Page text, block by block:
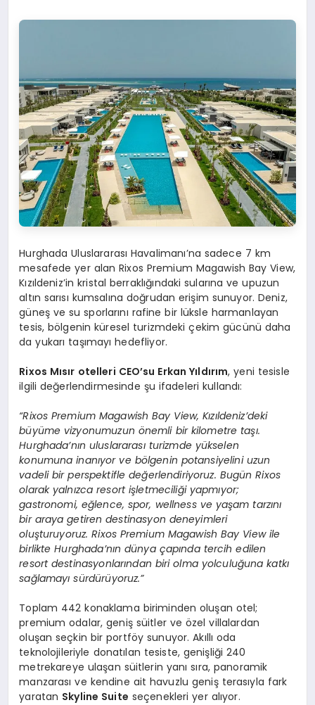
Hurghada Uluslararası Havalimanı’na sadece 7 km
mesafede yer alan Rixos Premium Magawish Bay View,
Kızıldeniz’in kristal berraklığındaki sularına ve upuzun
altın sarısı kumsalına doğrudan erişim sunuyor. Deniz,
güneş ve su sporlarını rafine bir lüksle harmanlayan
tesis, bölgenin küresel turizmdeki çekim gücünü daha
da yukarı taşımayı hedefliyor.
Rixos Mısır otelleri CEO’su Erkan Yıldırım, yeni tesisle
ilgili değerlendirmesinde şu ifadeleri kullandı:
“Rixos Premium Magawish Bay View, Kızıldeniz’deki
büyüme vizyonumuzun önemli bir kilometre taşı.
Hurghada’nın uluslararası turizmde yükselen
konumuna inanıyor ve bölgenin potansiyelini uzun
vadeli bir perspektifle değerlendiriyoruz. Bugün Rixos
olarak yalnızca resort işletmeciliği yapmıyor;
gastronomi, eğlence, spor, wellness ve yaşam tarzını
bir araya getiren destinasyon deneyimleri
oluşturuyoruz. Rixos Premium Magawish Bay View ile
birlikte Hurghada’nın dünya çapında tercih edilen
resort destinasyonlarından biri olma yolculuğuna katkı
sağlamayı sürdürüyoruz.”
Toplam 442 konaklama biriminden oluşan otel;
premium odalar, geniş süitler ve özel villalardan
oluşan seçkin bir portföy sunuyor. Akıllı oda
teknolojileriyle donatılan tesiste, genişliği 240
metrekareye ulaşan süitlerin yanı sıra, panoramik
manzarası ve kendine ait havuzlu geniş terasıyla fark
yaratan Skyline Suite seçenekleri yer alıyor.